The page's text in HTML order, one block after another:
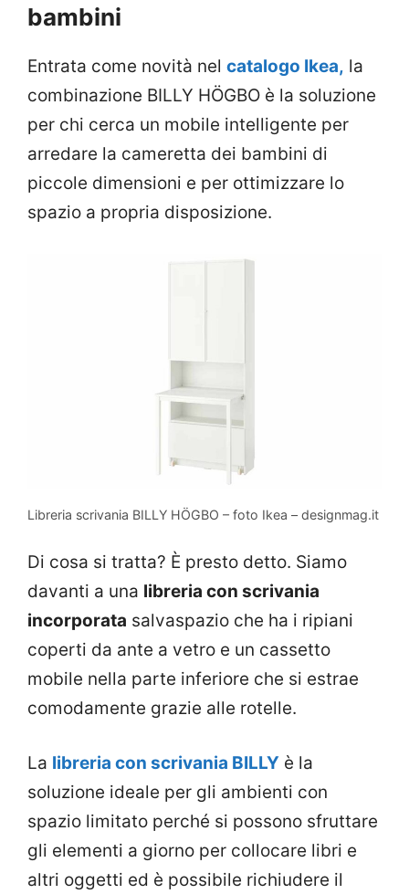
bambini
Entrata come novità nel catalogo Ikea, la
combinazione BILLY HÖGBO è la soluzione
per chi cerca un mobile intelligente per
arredare la cameretta dei bambini di
piccole dimensioni e per ottimizzare lo
spazio a propria disposizione.
Libreria scrivania BILLY HÖGBO – foto Ikea – designmag.it
Di cosa si tratta? È presto detto. Siamo
davanti a una libreria con scrivania
incorporata salvaspazio che ha i ripiani
coperti da ante a vetro e un cassetto
mobile nella parte inferiore che si estrae
comodamente grazie alle rotelle.
La libreria con scrivania BILLY è la
soluzione ideale per gli ambienti con
spazio limitato perché si possono sfruttare
gli elementi a giorno per collocare libri e
altri oggetti ed è possibile richiudere il